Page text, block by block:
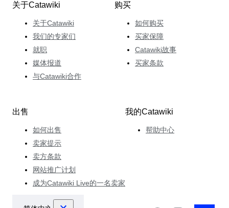
关于Catawiki
关于Catawiki
我们的专家们
就职
媒体报道
与Catawiki合作
购买
如何购买
买家保障
Catawiki故事
买家条款
出售
如何出售
卖家提示
卖方条款
网站推广计划
成为Catawiki Live的一名卖家
我的Catawiki
帮助中心